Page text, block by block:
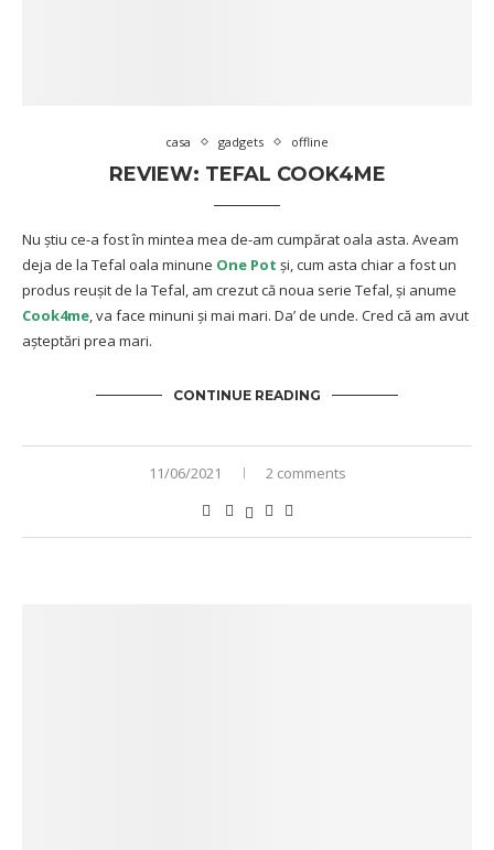
casa gadgets offline
REVIEW: TEFAL COOK4ME
Nu știu ce-a fost în mintea mea de-am cumpărat oala asta. Aveam
deja de la Tefal oala minune One Pot și, cum asta chiar a fost un
produs reușit de la Tefal, am crezut că noua serie Tefal, și anume
Cook4me, va face minuni și mai mari. Da’ de unde. Cred că am avut
așteptări prea mari.
CONTINUE READING
11/06/2021 2 comments